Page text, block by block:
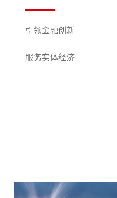
引领金融创新
服务实体经济